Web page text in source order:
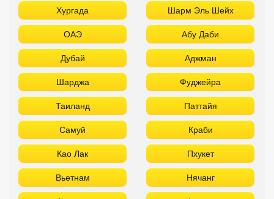
Хургада Шарм Эль Шейх
ОАЭ Абу Даби
Дубай Аджман
Шарджа Фуджейра
Таиланд Паттайя
Самуй Краби
Као Лак Пхукет
Вьетнам Нячанг